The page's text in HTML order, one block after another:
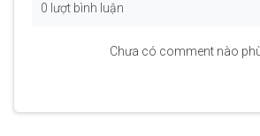
0 lượt bình luận
Chưa có comment nào